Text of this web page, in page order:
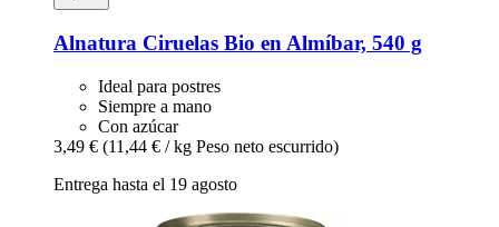
Alnatura Ciruelas Bio en Almíbar, 540 g
Ideal para postres
Siempre a mano
Con azúcar
3,49 € (11,44 € / kg Peso neto escurrido)
Entrega hasta el 19 agosto